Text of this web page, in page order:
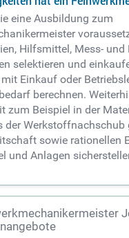
eine Ausbildung zum
Hilfsmittel, Mess- und
selektieren und
Einkauf oder
berechnen.
zum Beispiel in der
der Werkstoffnachschub
sowie rationellen
und Anlagen